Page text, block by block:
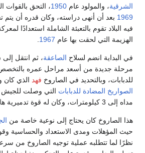
الشرقية، والمولود عام 1950، التحق بالقوات
1969 بعد أن أنهى دراسته، وكان قدره أن
فيه البلاد تقوم بالتعبئة الشاملة استعدادًا
الهزيمة التي لحقت بها عام 1967
في البداية انضم لسلاح الصاعقة، ثم انتقل إلى
مرحلة جديدة من أسعد مراحل عمره
للدبابات، وبالتحديد في الصاروخ فهد الذي كان
الصواريخ المضادة للدبابات التي وصلت
مداه إلى 3 كيلومترات، وكان له قوة تدميرية هائلة.
هذا الصاروخ كان يحتاج إلى نوعية خاصة من
حيث المؤهلات ومدى الاستعداد والحساسية
نظرًا لما تتطلبه عملية توجيه الصاروخ من